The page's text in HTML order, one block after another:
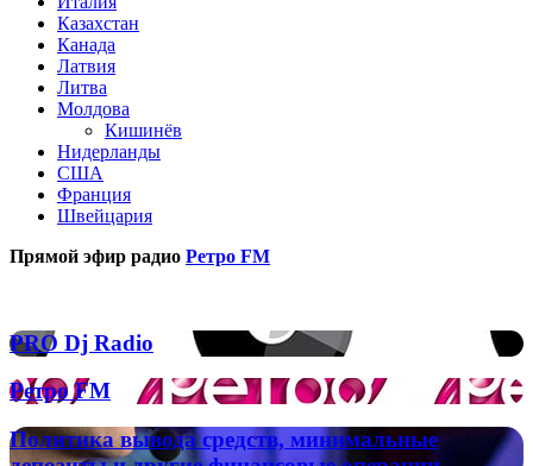
Казахстан
Канада
Латвия
Литва
Молдова
Кишинёв
Нидерланды
США
Франция
Швейцария
Прямой эфир радио Ретро FM
PRO
Dj
Radio
PRO Dj Radio
Ретро
FM
Ретро FM
Политика
вывода
Политика вывода средств, минимальные